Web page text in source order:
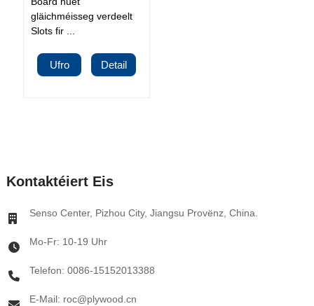
gläichméisseg verdeelt
Slots fir ...
Ufro Detail
Kontaktéiert Eis
Senso Center, Pizhou City, Jiangsu Provënz, China.
Mo-Fr: 10-19 Uhr
Telefon: 0086-15152013388
E-Mail: roc@plywood.cn